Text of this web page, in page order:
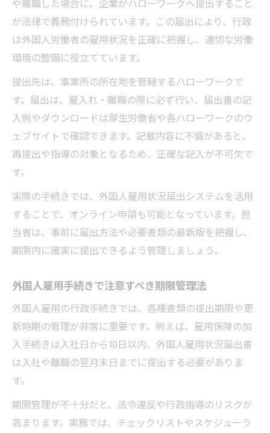
や離職した場合に、企業がハローワークへ提出すること
が法律で義務付けられています。この届出により、行政
は外国人労働者の雇用状況を正確に把握し、適切な労働
環境の整備に役立てています。
提出先は、事業所の所在地を管轄するハローワークで
す。届出は、雇入れ・離職の際に必ず行い、届出書の記
入例やダウンロードは厚生労働省や各ハローワークのウ
ェブサイトで確認できます。記載内容に不備があると、
再提出や指導の対象となるため、正確な記入が不可欠で
す。
実際の手続きでは、外国人雇用状況届出システムを活用
することで、オンライン申請も可能となっています。担
当者は、事前に届出方法や必要書類の最新版を把握し、
期限内に確実に提出できるよう管理しましょう。
外国人雇用手続きで注意すべき期限管理法
外国人雇用の行政手続きでは、各種書類の提出期限や更
新時期の管理が非常に重要です。例えば、雇用保険の加
入手続きは入社日から10日以内、外国人雇用状況届出書
は入社や離職の翌月末日までに提出する必要がありま
す。
期限管理が不十分だと、法令違反や行政指導のリスクが
高まります。実務では、チェックリストやスケジューラ